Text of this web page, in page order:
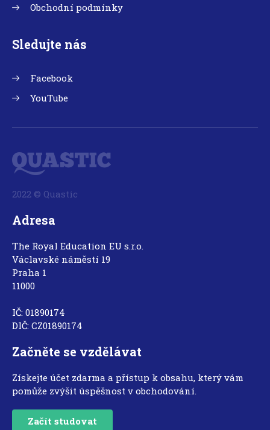
Obchodní podmínky
Sledujte nás
Facebook
YouTube
2022 © Quastic
Adresa
The Royal Education EU s.r.o.
Václavské náměstí 19
Praha 1
11000
IČ: 01890174
DIČ: CZ01890174
Začněte se vzdělávat
Získejte účet zdarma a přístup k obsahu, který vám
pomůže zvýšit úspěšnost v obchodování.
Začít studovat